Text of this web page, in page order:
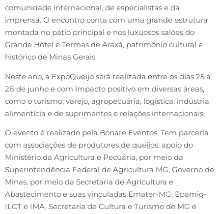
comunidade internacional, de especialistas e da
imprensa. O encontro conta com uma grande estrutura
montada no pátio principal e nos luxuosos salões do
Grande Hotel e Termas de Araxá, patrimônio cultural e
histórico de Minas Gerais.
Neste ano, a ExpoQueijo será realizada entre os dias 25 a
28 de junho e com impacto positivo em diversas áreas,
como o turismo, varejo, agropecuária, logística, indústria
alimentícia e de suprimentos e relações internacionais.
O evento é realizado pela Bonare Eventos. Tem parceria
com associações de produtores de queijos, apoio do
Ministério da Agricultura e Pecuária, por meio da
Superintendência Federal de Agricultura MG; Governo de
Minas, por meio da Secretaria de Agricultura e
Abastecimento e suas vinculadas Emater-MG, Epamig-
ILCT e IMA, Secretaria de Cultura e Turismo de MG e